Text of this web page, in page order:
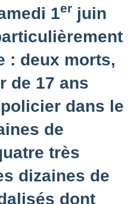
1er juin
: deux morts,
de 17 ans
dans le
de
très
dizaines de
dont